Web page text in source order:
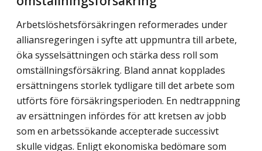
Arbetslöshetsförsäkringen reformerades under
alliansregeringen i syfte att uppmuntra till arbete,
öka sysselsättningen och stärka dess roll som
omställningsförsäkring. Bland annat kopplades
ersättningens storlek tydligare till det arbete som
utförts före försäkringsperioden. En nedtrappning
av ersättningen infördes för att kretsen av jobb
som en arbetssökande accepterade successivt
skulle vidgas. Enligt ekonomiska bedömare som